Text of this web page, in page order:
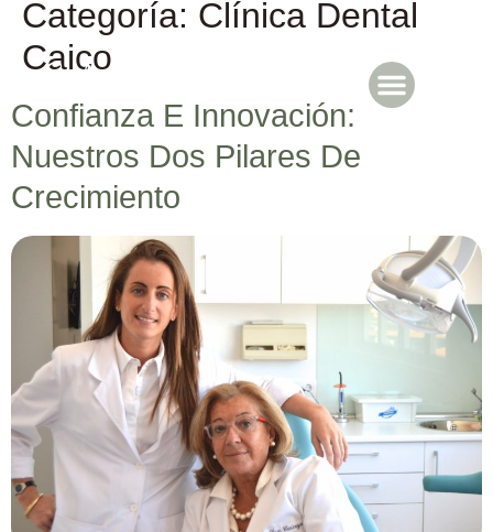
Categoría: Clínica Dental
Caico
Confianza E Innovación:
Nuestros Dos Pilares De
Crecimiento